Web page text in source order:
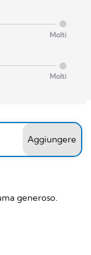
Molti
Molti
Aggiungere
generoso.